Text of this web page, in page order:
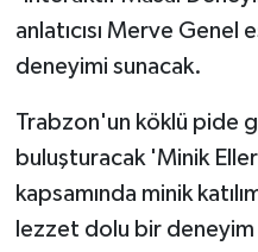
anlatıcısı Merve Genel
deneyimi sunacak.
Trabzon'un köklü pide
buluşturacak 'Minik
kapsamında minik
lezzet dolu bir